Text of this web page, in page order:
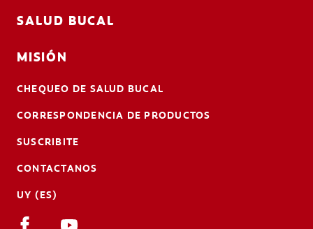
SALUD BUCAL
MISIÓN
CHEQUEO DE SALUD BUCAL
CORRESPONDENCIA DE PRODUCTOS
SUSCRIBITE
CONTACTANOS
UY (ES)